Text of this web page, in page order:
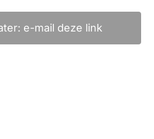
e-mail deze link